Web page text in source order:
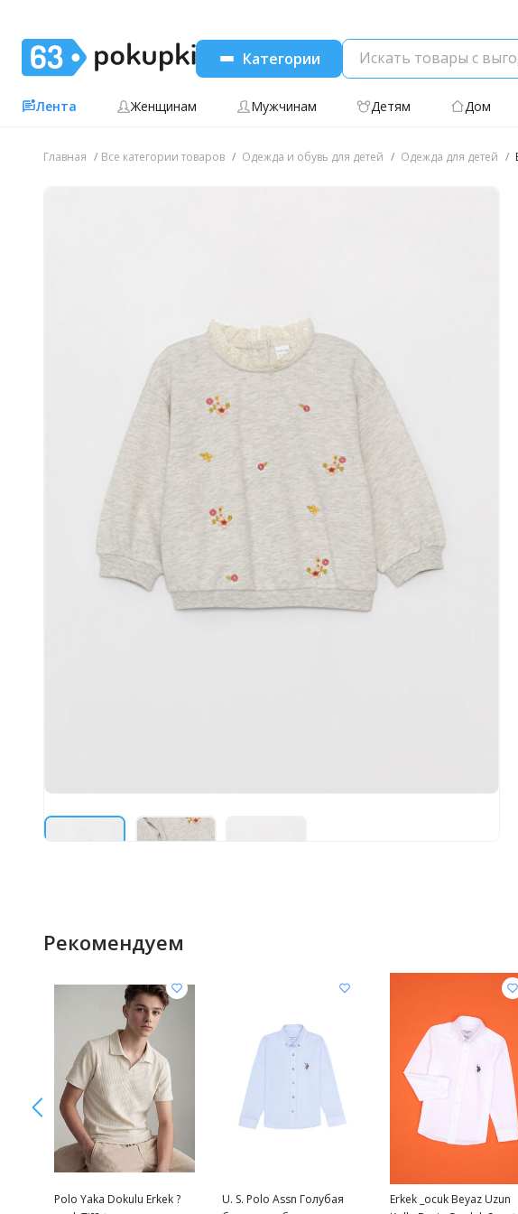
Категории
Лента Женщинам Мужчинам Детям Дом
Главная Все категории товаров Одежда и обувь для детей Одежда для детей
Рекомендуем
Polo Yaka Dokulu Erkek ?
U. S. Polo Assn Голубая
Erkek _ocuk Beyaz Uzun